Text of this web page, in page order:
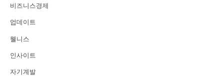
비즈니스경제
업데이트
웰니스
인사이트
자기계발